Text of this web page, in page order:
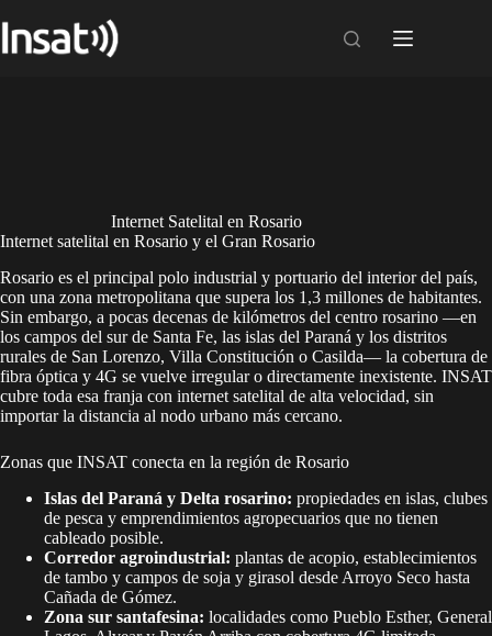
to
content
Internet Satelital en Rosario
Internet satelital en Rosario y el Gran Rosario
Rosario es el principal polo industrial y portuario del interior del país,
con una zona metropolitana que supera los 1,3 millones de habitantes.
Sin embargo, a pocas decenas de kilómetros del centro rosarino —en
los campos del sur de Santa Fe, las islas del Paraná y los distritos
rurales de San Lorenzo, Villa Constitución o Casilda— la cobertura de
fibra óptica y 4G se vuelve irregular o directamente inexistente. INSAT
cubre toda esa franja con internet satelital de alta velocidad, sin
importar la distancia al nodo urbano más cercano.
Zonas que INSAT conecta en la región de Rosario
Islas del Paraná y Delta rosarino: propiedades en islas, clubes
de pesca y emprendimientos agropecuarios que no tienen
cableado posible.
Corredor agroindustrial: plantas de acopio, establecimientos
de tambo y campos de soja y girasol desde Arroyo Seco hasta
Cañada de Gómez.
Zona sur santafesina: localidades como Pueblo Esther, General